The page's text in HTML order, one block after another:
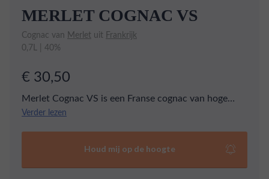
MERLET COGNAC VS
Cognac van Merlet uit Frankrijk
0,7L | 40%
€ 30,50
Merlet Cognac VS is een Franse cognac van hoge
kwaliteit. Deze cognac wordt geproduceerd door
mooie amberkleur en een zachte, fruitige smaak met
tonen van vanille en eikenhout. De cognac is
Verder lezen
Houd mij op de hoogte